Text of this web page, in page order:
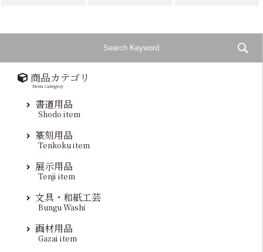
商品カテゴリ
Item Categroy
書道用品
Shodo item
篆刻用品
Tenkoku item
展示用品
Tenji item
文具・和紙工芸
Bungu Washi
画材用品
Gazai item